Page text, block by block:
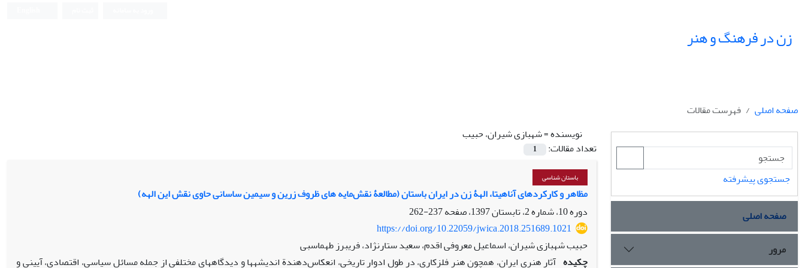
زن در فرهنگ و هنر
صفحه اصلی
فهرست مقالات
نویسنده =شهبازی شیران، حبیب
تعداد مقالات:
1
باستان شناسی
مظاهر و کارکردهای آناهیتا، الهۀ زن در ایران باستان (مطالعۀ نقش‌مایه‏ های ظروف زرین و سیمین ساسانی حاوی نقش این الهه)
دوره 10، شماره 2، تابستان 1397، صفحه
237-262
https://doi.org/10.22059/jwica.2018.251689.1021
حبیب شهبازی شیران، اسماعیل معروفی اقدم، سعید ستارنژاد، فریبرز طهماسبی
چکیده آثار هنری ایران، همچون هنر فلزکاری، در طول ادوار تاریخی، انعکاس‌دهندة‏ اندیشه‏ها و دیدگاه‏های مختلفی از جمله مسائل سیاسی، اقتصادی، آیینی و
جستجوی پیشرفته
صفحه اصلی
مرور